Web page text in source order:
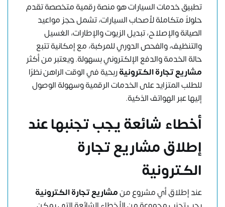
تطبيق خدمات السيارات هو منصة رقمية متخصصة تقدم
حلولاً متكاملة لأصحاب السيارات، تشمل حجز مواعيد
الصيانة والإصلاح، تبديل الزيوت والإطارات، الغسيل
والتنظيف، والفحص الدوري للمركبة، مع إمكانية تتبع
حالة الخدمة والدفع الإلكتروني بسهولة. ويعتبر من أكثر
مشاريع تجارة الكترونيةربحية في الوقت الراهن نظرًا
للطلب المتزايد على الخدمات الرقمية وسهولة الوصول
إليها عبر الهواتف الذكية.
أخطاء شائعة يجب تجنبها عند
إطلاق مشاريع تجارة
الكترونية
عند إطلاق أي مشروع منمشاريع تجارة الكترونية